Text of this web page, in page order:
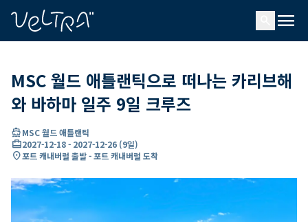
menu
MSC 월드 애틀랜틱으로 떠나는 카리브해
와 바하마 일주 9일 크루즈
directions_boatMSC 월드 애틀랜틱
card_travel2027-12-18- 2027-12-26 (9일)
location_on포트 캐내버럴 출발 - 포트 캐내버럴 도착